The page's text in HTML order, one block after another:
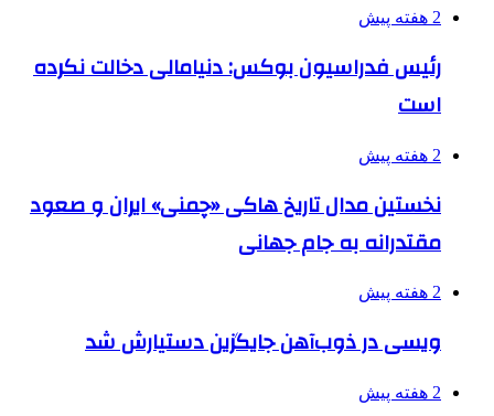
2 هفته پیش
رئیس فدراسیون بوکس: دنیامالی دخالت نکرده
است
2 هفته پیش
نخستین مدال تاریخ هاکی «چمنی» ایران و صعود
مقتدرانه به جام جهانی
2 هفته پیش
ویسی در ذوب‌آهن جایگزین دستیارش شد
2 هفته پیش